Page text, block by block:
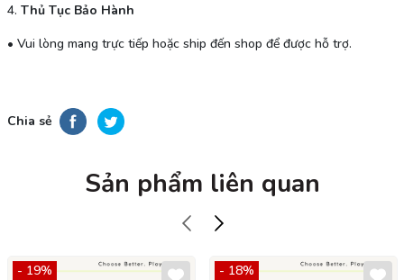
4. Thủ Tục Bảo Hành
• Vui lòng mang trực tiếp hoặc ship đến shop để được hỗ trợ.
Chia sẻ
Sản phẩm liên quan
- 19% - 18%